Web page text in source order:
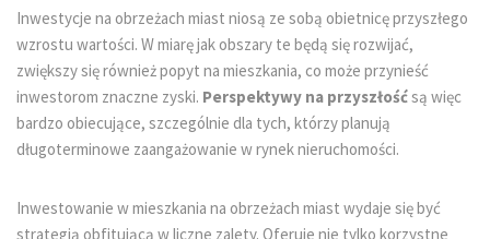
Inwestycje na obrzeżach miast niosą ze sobą obietnicę przyszłego
wzrostu wartości. W miarę jak obszary te będą się rozwijać,
zwiększy się również popyt na mieszkania, co może przynieść
inwestorom znaczne zyski. Perspektywy na przyszłośćsą więc
bardzo obiecujące, szczególnie dla tych, którzy planują
długoterminowe zaangażowanie w rynek nieruchomości.
Inwestowanie w mieszkania na obrzeżach miast wydaje się być
strategią obfitującą w liczne zalety. Oferuje nie tylko korzystne